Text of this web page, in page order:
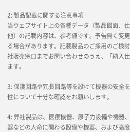
2: 製品記載に関する注意事項
当ウェブサイト上の各種データ（製品図面、
他）の記載内容は、参考値です。予告無く変
る場合があります。記載製品のご採用のご検
社販売窓口までお問い合わせのうえ、「納入
ます。
3: 保護回路や冗長回路等を設けて機器の安全
性について十分な確認をお願いします。
4: 弊社製品は、医療機器、原子力設備や機器
器などの人命に関わる設備や機器、および高